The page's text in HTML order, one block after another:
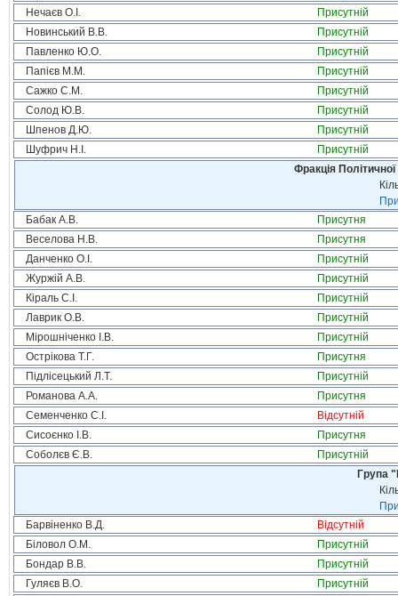
Нечаєв О.І.
Присутній
Новинський В.В.
Присутній
Павленко Ю.О.
Присутній
Папієв М.М.
Присутній
Сажко С.М.
Присутній
Солод Ю.В.
Присутній
Шпенов Д.Ю.
Присутній
Шуфрич Н.І.
Присутній
Фракція
Бабак А.В.
Присутня
Веселова Н.В.
Присутня
Данченко О.І.
Присутній
Журжій А.В.
Присутній
Кіраль С.І.
Присутній
Лаврик О.В.
Присутній
Мірошніченко І.В.
Присутній
Острікова Т.Г.
Присутня
Підлісецький Л.Т.
Присутній
Романова А.А.
Присутня
Семенченко С.І.
Відсутній
Сисоєнко І.В.
Присутня
Соболєв Є.В.
Присутній
Група
Барвіненко В.Д.
Відсутній
Біловол О.М.
Присутній
Бондар В.В.
Присутній
Гуляєв В.О.
Присутній